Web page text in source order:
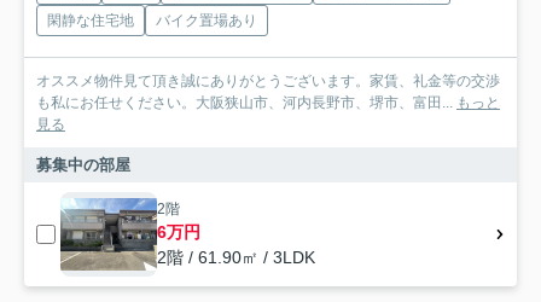
閑静な住宅地
バイク置場あり
オススメ物件見て頂き誠にありがとうございます。家賃、礼金等の交渉
も私にお任せください。大阪狭山市、河内長野市、堺市、富田... もっと
見る
募集中の部屋
2階
6万円
2階 / 61.90㎡ / 3LDK